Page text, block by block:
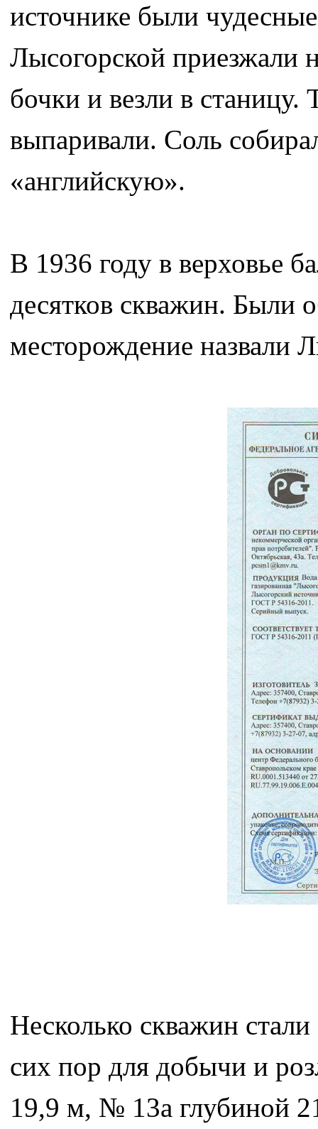
источнике были
Лысогорской приезжали
бочки и везли в
выпаривали. Соль
«английскую».
В 1936 году в верховье
десятков скважин. Были
месторождение назвали
Несколько скважин
сих пор для добычи и
19,9 м, № 13а глубиной